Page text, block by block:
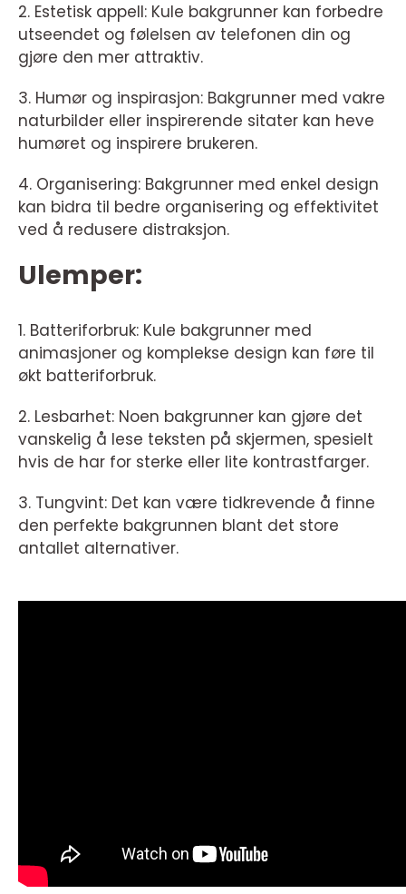
2. Estetisk appell: Kule bakgrunner kan forbedre
utseendet og følelsen av telefonen din og
gjøre den mer attraktiv.
3. Humør og inspirasjon: Bakgrunner med vakre
naturbilder eller inspirerende sitater kan heve
humøret og inspirere brukeren.
4. Organisering: Bakgrunner med enkel design
kan bidra til bedre organisering og effektivitet
ved å redusere distraksjon.
Ulemper:
1. Batteriforbruk: Kule bakgrunner med
animasjoner og komplekse design kan føre til
økt batteriforbruk.
2. Lesbarhet: Noen bakgrunner kan gjøre det
vanskelig å lese teksten på skjermen, spesielt
hvis de har for sterke eller lite kontrastfarger.
3. Tungvint: Det kan være tidkrevende å finne
den perfekte bakgrunnen blant det store
antallet alternativer.